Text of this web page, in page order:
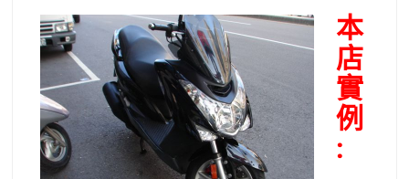
本
店
實
例
: